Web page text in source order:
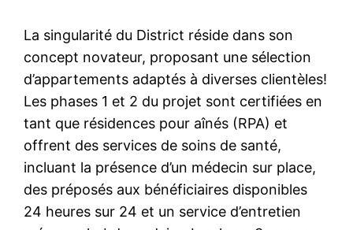
La singularité du District réside dans son
concept novateur, proposant une sélection
d’appartements adaptés à diverses clientèles!
Les phases 1 et 2 du projet sont certifiées en
tant que résidences pour aînés (RPA) et
offrent des services de soins de santé,
incluant la présence d’un médecin sur place,
des préposés aux bénéficiaires disponibles
24 heures sur 24 et un service d’entretien